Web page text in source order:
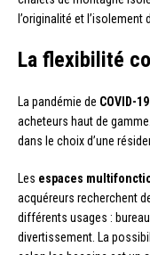
l’originalité et
La flexibilité
La pandémie de COVID-19
acheteurs haut de
dans le choix d’une
Les espaces
acquéreurs recherchent
différents usages :
divertissement. La